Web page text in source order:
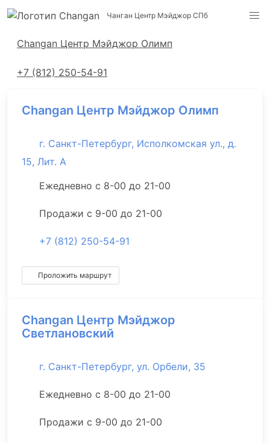
Чанган Центр Мэйджор СПб
Changan Центр Мэйджор Олимп
+7 (812) 250-54-91
Адреса салонов
Changan Центр Мэйджор Олимп
г. Санкт-Петербург, Исполкомская ул., д.
15, Лит. А
Ежедневно с 8-00 до 21-00
Продажи с 9-00 до 21-00
+7 (812) 250-54-91
Проложить маршрут
Changan Центр Мэйджор
Светлановский
г. Санкт-Петербург, ул. Орбели, 35
Ежедневно с 8-00 до 21-00
Продажи с 9-00 до 21-00